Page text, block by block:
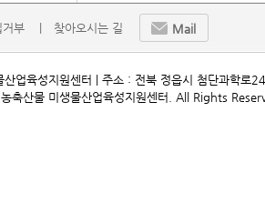
거부    | 찾아오시는 길 Mail
산업육성지원센터 | 주소 : 전북 정읍시 첨단과
산물 미생물산업육성지원센터. All Rights